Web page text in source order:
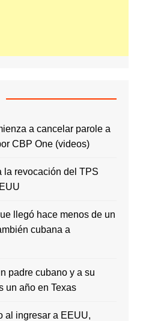
a cancelar parole a
CBP One (videos)
la revocación del TPS
llegó hace menos de un
cubana a
padre cubano y a su
un año en Texas
al ingresar a EEUU,